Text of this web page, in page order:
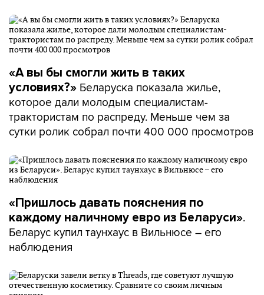
«А вы бы смогли жить в таких
условиях?» Беларуска показала жилье,
которое дали молодым специалистам-
трактористам по распреду. Меньше чем за
сутки ролик собрал почти 400 000 просмотров
«Пришлось давать пояснения по
каждому наличному евро из Беларуси».
Беларус купил таунхаус в Вильнюсе – его
наблюдения